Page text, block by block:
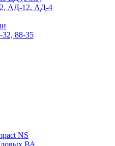
АД-12, АД-4
88-35
NS
ВА